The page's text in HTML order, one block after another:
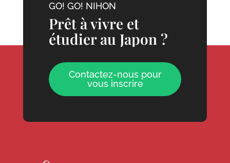
GO! GO! NIHON
Prêt à vivre et
étudier au Japon ?
Contactez-nous pour
vous inscrire